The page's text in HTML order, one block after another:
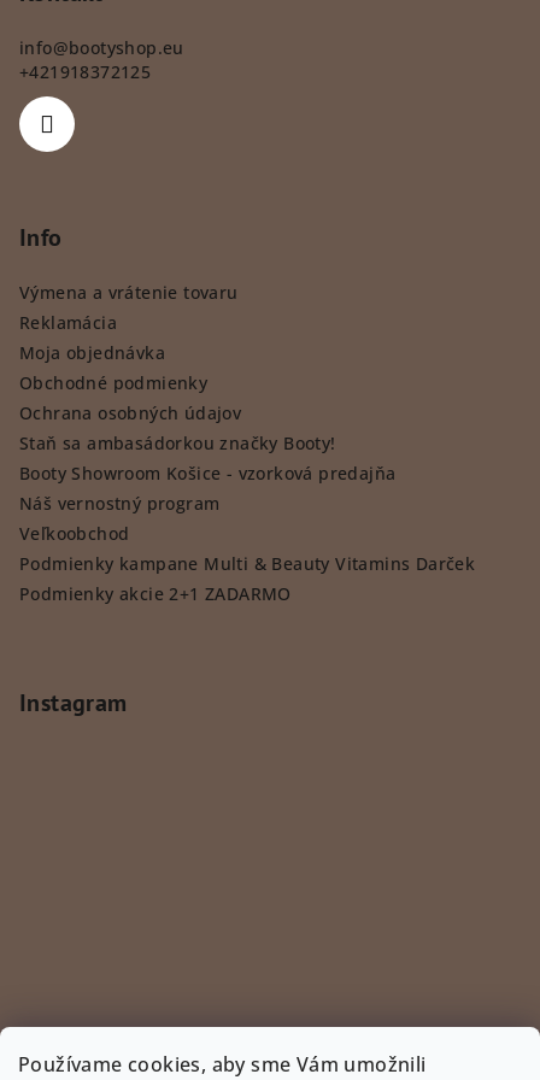
Používame cookies, aby sme Vám umožnili
info@bootyshop.eu
+421918372125
Info
Výmena a vrátenie tovaru
Reklamácia
Moja objednávka
Obchodné podmienky
Ochrana osobných údajov
Staň sa ambasádorkou značky Booty!
Booty Showroom Košice - vzorková predajňa
Náš vernostný program
Veľkoobchod
Podmienky kampane Multi & Beauty Vitamins Darček
Podmienky akcie 2+1 ZADARMO
Instagram